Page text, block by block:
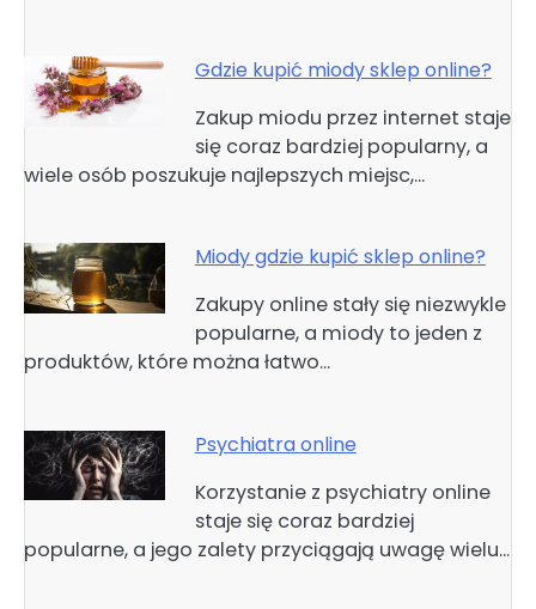
Gdzie kupić miody sklep online?
Zakup miodu przez internet staje
się coraz bardziej popularny, a
wiele osób poszukuje najlepszych miejsc,…
Miody gdzie kupić sklep online?
Zakupy online stały się niezwykle
popularne, a miody to jeden z
produktów, które można łatwo…
Psychiatra online
Korzystanie z psychiatry online
staje się coraz bardziej
popularne, a jego zalety przyciągają uwagę wielu…